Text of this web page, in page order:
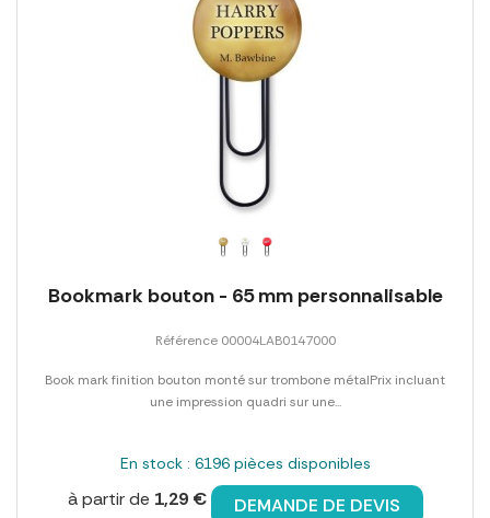
Bookmark bouton - 65 mm personnalisable
Référence 00004LAB0147000
Book mark finition bouton monté sur trombone métalPrix incluant
une impression quadri sur une...
En stock : 6196 pièces disponibles
à partir de 1,29 € DEMANDE DE DEVIS